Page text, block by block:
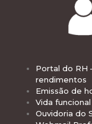
Portal do RH
rendimentos
Emissão de
Vida funcional
Ouvidoria do